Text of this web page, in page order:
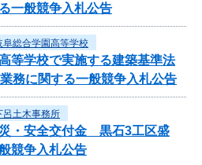
一般競争入札公告
阜総合学園高等学校
等学校で実施する建築基準法
務に関する一般競争入札公告
呂土木事務所
・安全交付金 黒石3工区盛
競争入札公告